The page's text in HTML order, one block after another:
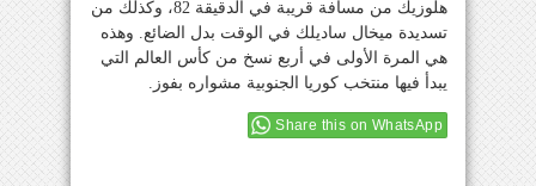
هلوزيك من مسافة قريبة في الدقيقة 82، وكذلك من
تسديدة ميخال ساديلك في الوقت بدل الضائع. وهذه
هي المرة الأولى في أربع نسخ من كأس العالم التي
يبدأ فيها منتخب كوريا الجنوبية مشواره بفوز.
Share this on WhatsApp